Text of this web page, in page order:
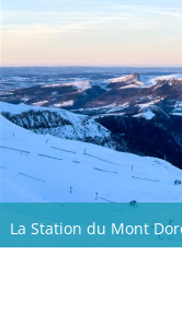
La Station du Mont